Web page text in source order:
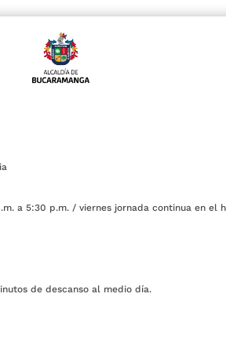
a 5:30 p.m. / viernes jornada continua en el
de descanso al medio día.